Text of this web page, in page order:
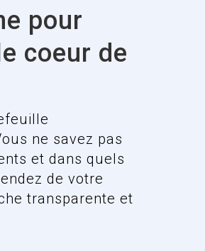
pour
coeur de
ne savez pas
et dans quels
de votre
transparente et